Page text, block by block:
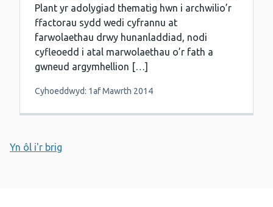
Plant yr adolygiad thematig hwn i archwilio’r
ffactorau sydd wedi cyfrannu at
farwolaethau drwy hunanladdiad, nodi
cyfleoedd i atal marwolaethau o’r fath a
gwneud argymhellion […]
Cyhoeddwyd: 1af Mawrth 2014
Yn ôl i'r brig